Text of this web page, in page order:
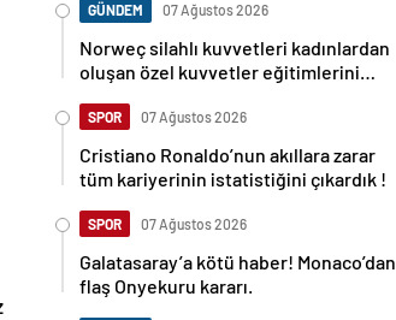
GÜNDEM 07 Ağustos 2026
Norweç silahlı kuvvetleri kadınlardan
oluşan özel kuvvetler eğitimlerini
SPOR 07 Ağustos 2026
Cristiano Ronaldo’nun akıllara zarar
tüm kariyerinin istatistiğini çıkardık !
SPOR 07 Ağustos 2026
Galatasaray’a kötü haber! Monaco’dan
flaş Onyekuru kararı.